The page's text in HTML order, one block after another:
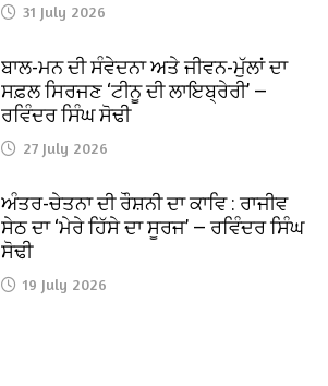
31 July 2026
ਬਾਲ-ਮਨ ਦੀ ਸੰਵੇਦਨਾ ਅਤੇ ਜੀਵਨ-ਮੁੱਲਾਂ ਦਾ
ਸਫ਼ਲ ਸਿਰਜਣ ‘ਟੀਨੂ ਦੀ ਲਾਇਬ੍ਰੇਰੀ’ —
ਰਵਿੰਦਰ ਸਿੰਘ ਸੋਢੀ
27 July 2026
ਅੰਤਰ-ਚੇਤਨਾ ਦੀ ਰੌਸ਼ਨੀ ਦਾ ਕਾਵਿ : ਰਾਜੀਵ
ਸੇਠ ਦਾ ‘ਮੇਰੇ ਹਿੱਸੇ ਦਾ ਸੂਰਜ’ — ਰਵਿੰਦਰ ਸਿੰਘ
ਸੋਢੀ
19 July 2026